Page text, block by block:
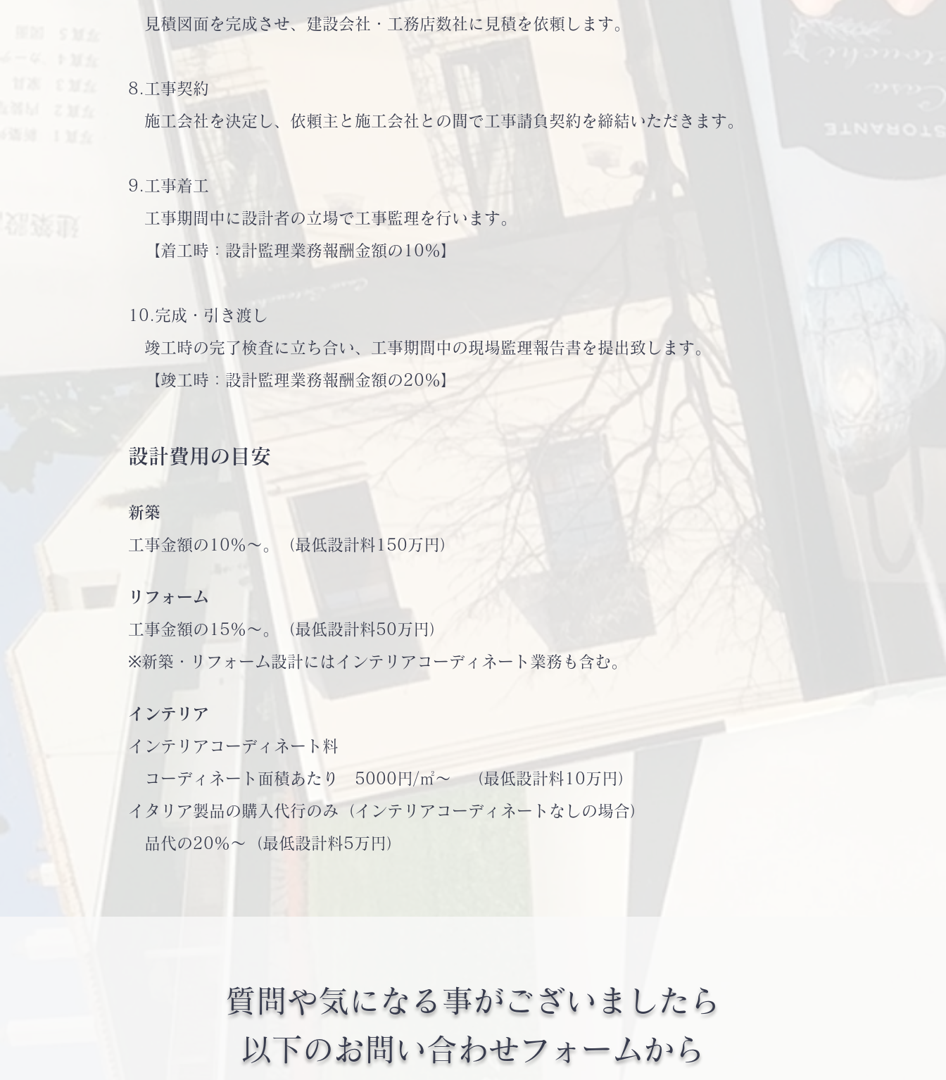
見積図面を完成させ、建設会社・工務店数社に見積を依頼します。
8.工事契約
施工会社を決定し、依頼主と施工会社との間で工事請負契約を締結いただきます。
9.工事着工
工事期間中に設計者の立場で工事監理を行います。
【着工時：設計監理業務報酬金額の10％】
10.完成・引き渡し
竣工時の完了検査に立ち合い、工事期間中の現場監理報告書を提出致します。
【竣工時：設計監理業務報酬金額の20％】
設計費用の目安
新築
工事金額の10％～。（最低設計料150万円）
リフォーム
工事金額の15％～。（最低設計料50万円）
※新築・リフォーム設計にはインテリアコーディネート業務も含む。
インテリア
インテリアコーディネート料
コーディネート面積あたり 5000円/㎡～ （最低設計料10万円）
イタリア製品の購入代行のみ（インテリアコーディネートなしの場合）
品代の20％～（最低設計料5万円）
質問や気になる事がございましたら
​以下のお問い合わせフォームから